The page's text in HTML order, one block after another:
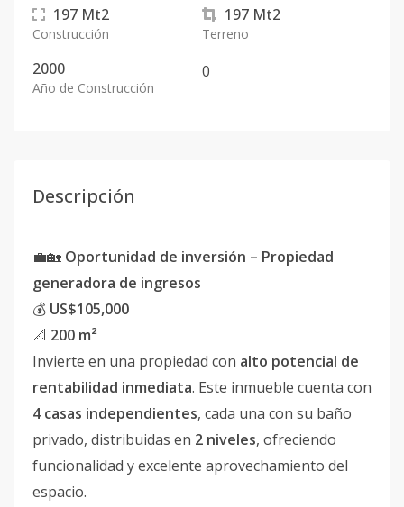
197 Mt2
Construcción
197 Mt2
Terreno
2000
Año de Construcción
0
Descripción
💼🏡 Oportunidad de inversión – Propiedad
generadora de ingresos
💰 US$105,000
📐 200 m²
Invierte en una propiedad con alto potencial de
rentabilidad inmediata. Este inmueble cuenta con
4 casas independientes, cada una con su baño
privado, distribuidas en 2 niveles, ofreciendo
funcionalidad y excelente aprovechamiento del
espacio.